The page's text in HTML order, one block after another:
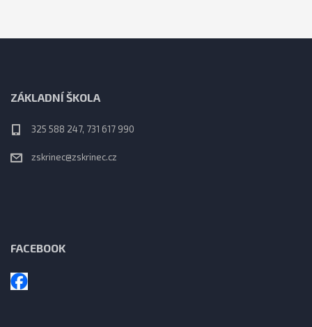
ZÁKLADNÍ ŠKOLA
325 588 247, 731 617 990
zskrinec@zskrinec.cz
FACEBOOK